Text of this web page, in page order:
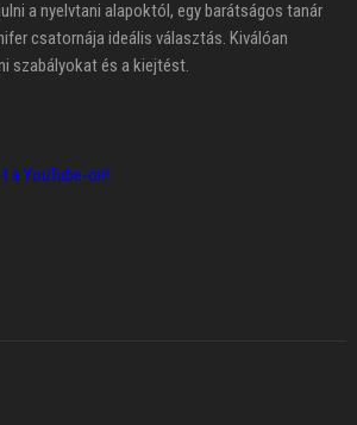
a nyelvtani alapoktól, egy barátságos tanár
csatornája ideális választás. Kiválóan
szabályokat és a kiejtést.
a YouTube-on!